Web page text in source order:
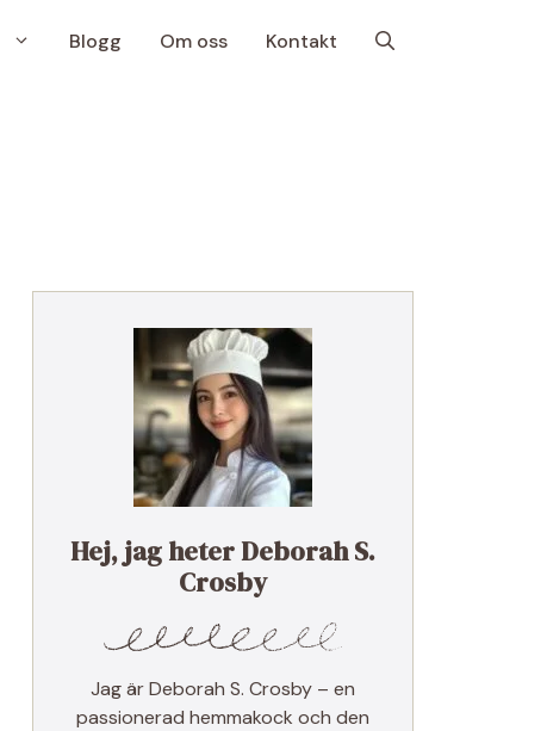
Blogg Om oss Kontakt
Hej, jag heter Deborah S.
Crosby
Jag är Deborah S. Crosby – en
passionerad hemmakock och den